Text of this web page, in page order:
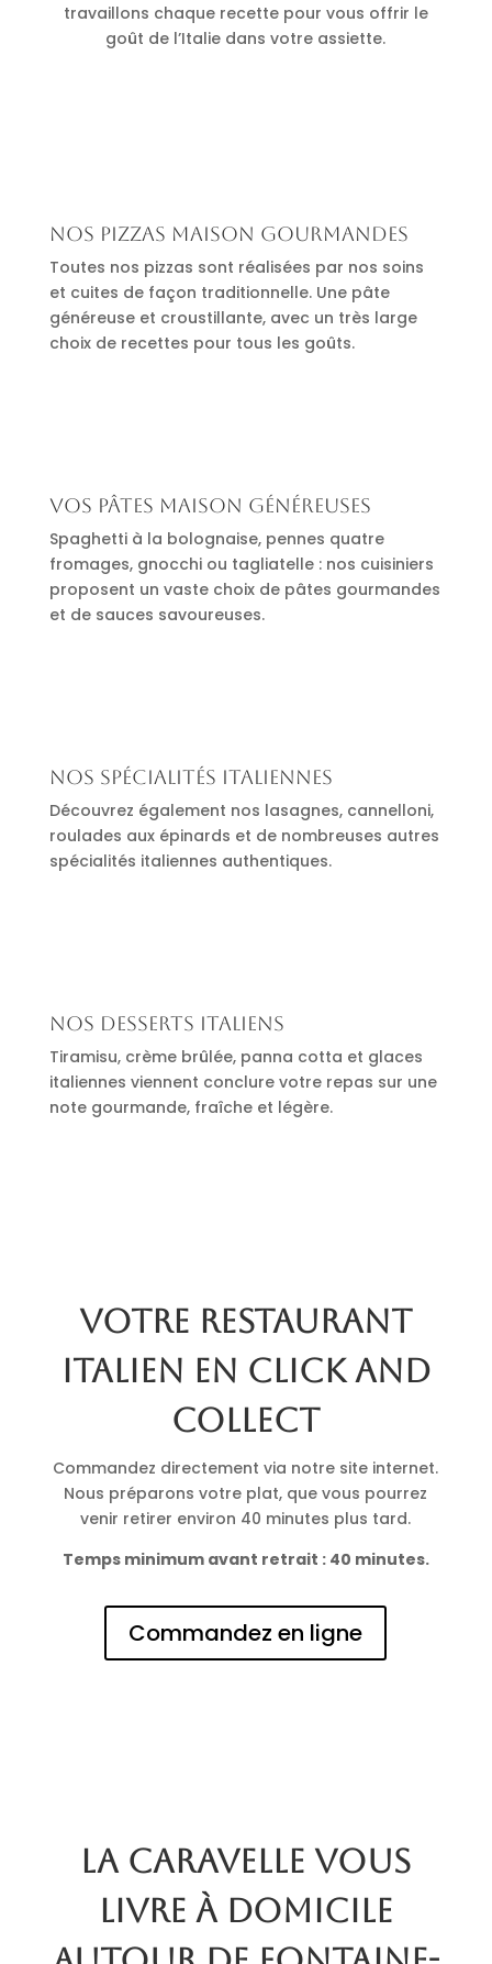
travaillons chaque recette pour vous offrir le
goût de l’Italie dans votre assiette.
Nos pizzas maison gourmandes
Toutes nos pizzas sont réalisées par nos soins
et cuites de façon traditionnelle. Une pâte
généreuse et croustillante, avec un très large
choix de recettes pour tous les goûts.
Vos pâtes maison généreuses
Spaghetti à la bolognaise, pennes quatre
fromages, gnocchi ou tagliatelle : nos cuisiniers
proposent un vaste choix de pâtes gourmandes
et de sauces savoureuses.
Nos spécialités italiennes
Découvrez également nos lasagnes, cannelloni,
roulades aux épinards et de nombreuses autres
spécialités italiennes authentiques.
Nos desserts italiens
Tiramisu, crème brûlée, panna cotta et glaces
italiennes viennent conclure votre repas sur une
note gourmande, fraîche et légère.
Votre restaurant
italien en click and
collect
Commandez directement via notre site internet.
Nous préparons votre plat, que vous pourrez
venir retirer environ 40 minutes plus tard.
Temps minimum avant retrait : 40 minutes.
Commandez en ligne
La Caravelle vous
livre à domicile